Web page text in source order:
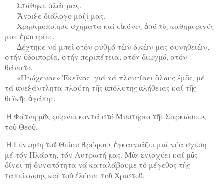
Στάθηκε πλάι μας.
Ἄνοιξε διάλογο μαζί μας.
Χρησιμοποίησε σχήματα καί εἰκόνες ἀπό τίς καθημερινές
μας ἐμπειρίες.
Δέχτηκε νά μπεῖ στόν ρυθμό τῶν δικῶν μας συνηθειῶν,
στήν ὁδοιπορία, στήν περιπέτεια, στόν διωγμό, στόν
θάνατο.
«Πτώχευσε» Ἐκεῖνος, γιά νά πλουτίσει ὅλους ἐμᾶς, μέ
τά ἀνεξάντλητα πλούτη τῆς ἀπόλυτης ἀλήθειας καί τῆς
θεϊκῆς ἀγάπης.
Ἡ Φάτνη μᾶς φέρνει κοντά στό Μυστήριο τῆς Σαρκώσεως
τοῦ Θεοῦ.
Ἡ Γέννηση τοῦ Θείου Βρέφους ἐγκαινιάζει μιά νέα σχέση
μέ τόν Πλάστη, τόν Λυτρωτή μας. Μᾶς ἐνισχύει καί μᾶς
δίνει τή δυνατότητα νά καταλάβουμε τό μέγεθος τῆς
ταπείνωσης καί τοῦ ἐλέους τοῦ Χριστοῦ.